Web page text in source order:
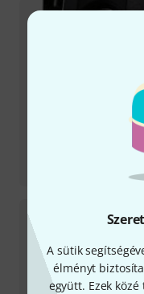
A sütik
élményt
együtt. Ezek